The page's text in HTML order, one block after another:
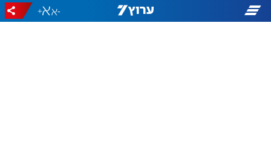
-
+